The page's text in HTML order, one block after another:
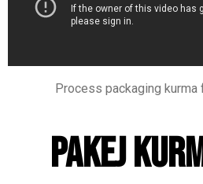
Process packaging
PAKEJ